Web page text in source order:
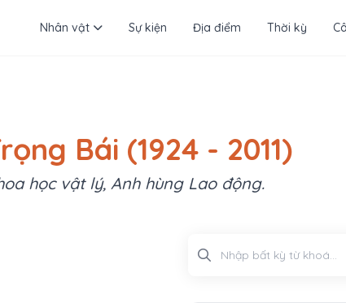
Nhân vật Sự kiện Địa điểm Thời kỳ
Bái (1924 - 2011)
học vật lý, Anh hùng Lao động.